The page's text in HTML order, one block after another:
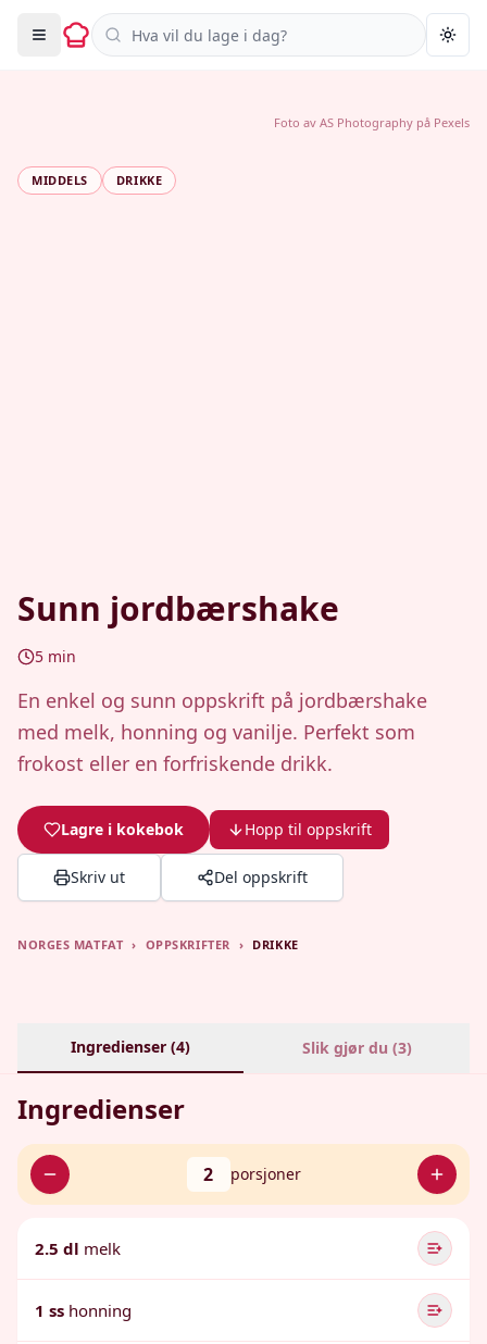
Søk i oppskrifter
MIDDELS DRIKKE
Sunn jordbærshake
5 min
En enkel og sunn oppskrift på jordbærshake
med melk, honning og vanilje. Perfekt som
frokost eller en forfriskende drikk.
Lagre i kokebok Hopp til oppskrift
Skriv ut Del oppskrift
Foto av AS Photography på Pexels
NORGES MATFAT › OPPSKRIFTER › DRIKKE
Ingredienser (4) Slik gjør du (3)
Ingredienser
2 porsjoner
2.5 dl melk
1 ss honning